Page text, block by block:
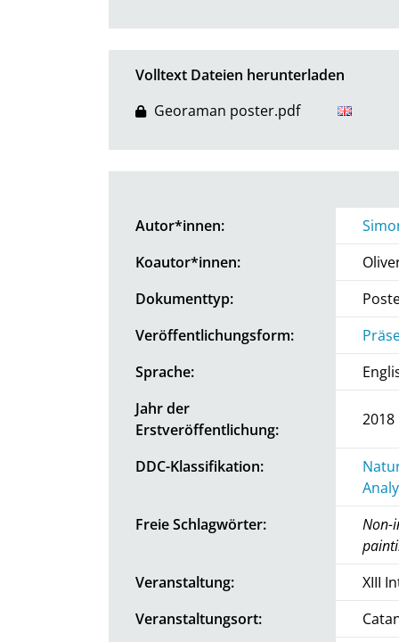
Volltext Dateien herunterladen
Georaman poster.pdf
Autor*innen:
Koautor*innen:
Dokumenttyp:
Veröffentlichungsform:
Sprache:
Jahr der
Erstveröffentlichung:
2018
DDC-Klassifikation:
Freie Schlagwörter:
Non-
Veranstaltung:
XIII
Veranstaltungsort: